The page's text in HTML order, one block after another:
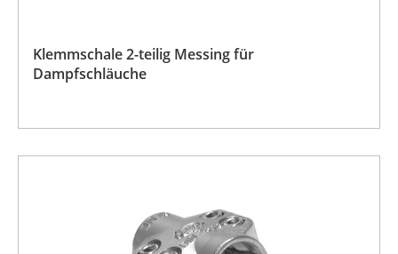
Klemmschale 2-teilig Messing für
Dampfschläuche